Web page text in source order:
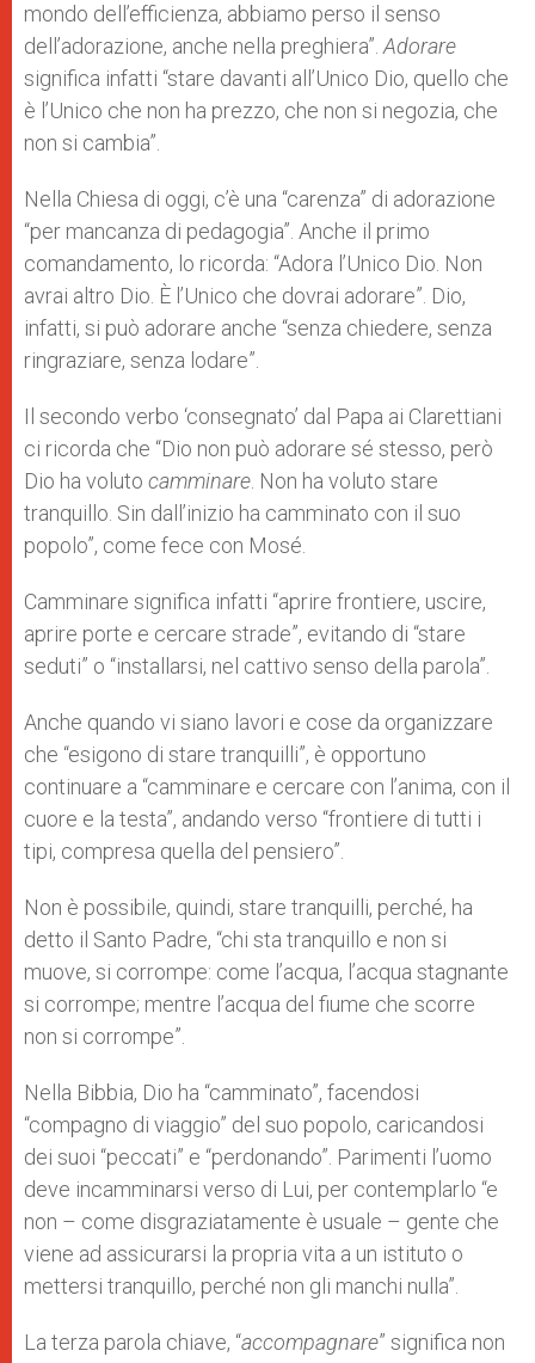
mondo dell’efficienza, abbiamo perso il senso
dell’adorazione, anche nella preghiera”. Adorare
significa infatti “stare davanti all’Unico Dio, quello che
è l’Unico che non ha prezzo, che non si negozia, che
non si cambia”.
Nella Chiesa di oggi, c’è una “carenza” di adorazione
“per mancanza di pedagogia”. Anche il primo
comandamento, lo ricorda: “Adora l’Unico Dio. Non
avrai altro Dio. È l’Unico che dovrai adorare”. Dio,
infatti, si può adorare anche “senza chiedere, senza
ringraziare, senza lodare”.
Il secondo verbo ‘consegnato’ dal Papa ai Clarettiani
ci ricorda che “Dio non può adorare sé stesso, però
Dio ha voluto camminare . Non ha voluto stare
tranquillo. Sin dall’inizio ha camminato con il suo
popolo”, come fece con Mosé.
Camminare significa infatti “aprire frontiere, uscire,
aprire porte e cercare strade”, evitando di “stare
seduti” o “installarsi, nel cattivo senso della parola”.
Anche quando vi siano lavori e cose da organizzare
che “esigono di stare tranquilli”, è opportuno
continuare a “camminare e cercare con l’anima, con il
cuore e la testa”, andando verso “frontiere di tutti i
tipi, compresa quella del pensiero”.
Non è possibile, quindi, stare tranquilli, perché, ha
detto il Santo Padre, “chi sta tranquillo e non si
muove, si corrompe: come l’acqua, l’acqua stagnante
si corrompe; mentre l’acqua del fiume che scorre
non si corrompe”.
Nella Bibbia, Dio ha “camminato”, facendosi
“compagno di viaggio” del suo popolo, caricandosi
dei suoi “peccati” e “perdonando”. Parimenti l’uomo
deve incamminarsi verso di Lui, per contemplarlo “e
non – come disgraziatamente è usuale – gente che
viene ad assicurarsi la propria vita a un istituto o
mettersi tranquillo, perché non gli manchi nulla”.
La terza parola chiave, “accompagnare” significa non